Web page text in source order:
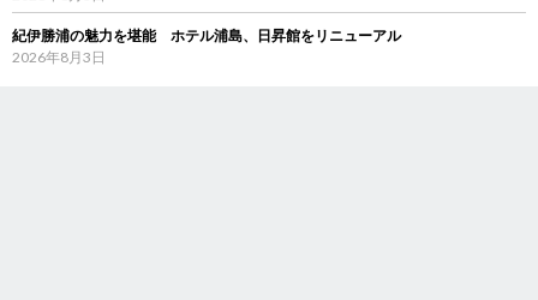
紀伊勝浦の魅力を堪能 ホテル浦島、日昇館をリニューアル
2026年8月3日